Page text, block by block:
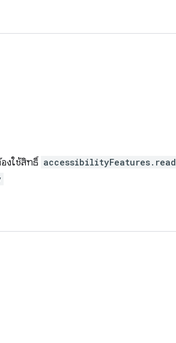
งใช้สิทธิ์ accessibilityFeatures.read